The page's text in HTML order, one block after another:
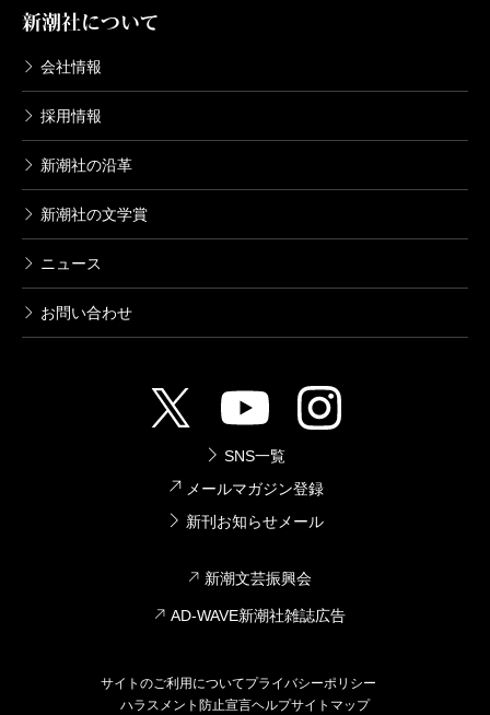
新潮社について
会社情報
採用情報
新潮社の沿革
新潮社の文学賞
ニュース
お問い合わせ
SNS一覧
メールマガジン登録
新刊お知らせメール
新潮文芸振興会
AD-WAVE新潮社雑誌広告
サイトのご利用についてプライバシーポリシー
ハラスメント防止宣言ヘルプサイトマップ